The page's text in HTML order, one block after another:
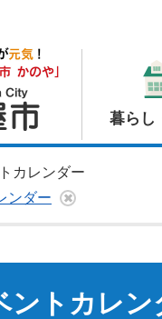
暮らし
カレンダー
ンダー
ントカレン